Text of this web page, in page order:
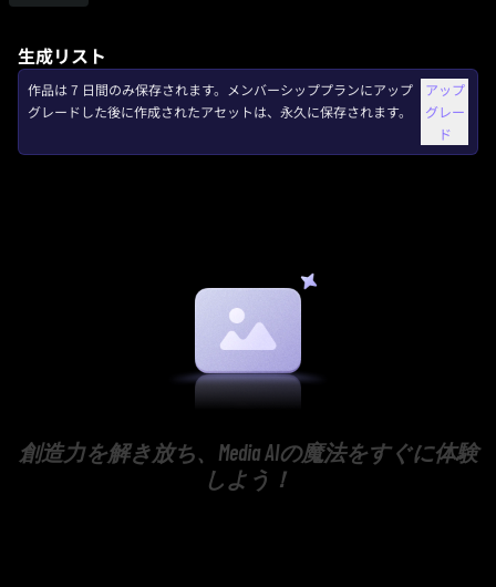
生成リスト
作品は 7 日間のみ保存されます。メンバーシッププランにアップ
グレードした後に作成されたアセットは、永久に保存されます。
アップ
グレー
ド
創造力を解き放ち、Media AIの魔法をすぐに体験
しよう！